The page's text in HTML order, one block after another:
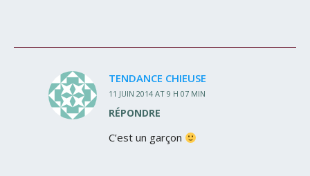
TENDANCE CHIEUSE
11 JUIN 2014 AT 9 H 07 MIN
RÉPONDRE
C’est un garçon